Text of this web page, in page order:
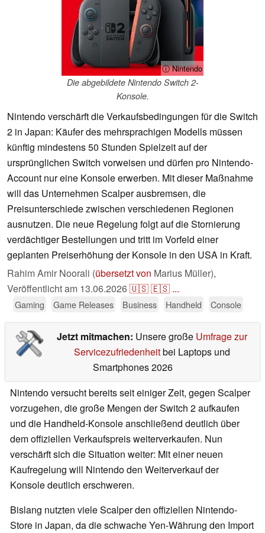
ⓘ Nintendo
Die abgebildete Nintendo Switch 2-
Konsole.
Nintendo verschärft die Verkaufsbedingungen für die Switch
2 in Japan: Käufer des mehrsprachigen Modells müssen
künftig mindestens 50 Stunden Spielzeit auf der
ursprünglichen Switch vorweisen und dürfen pro Nintendo-
Account nur eine Konsole erwerben. Mit dieser Maßnahme
will das Unternehmen Scalper ausbremsen, die
Preisunterschiede zwischen verschiedenen Regionen
ausnutzen. Die neue Regelung folgt auf die Stornierung
verdächtiger Bestellungen und tritt im Vorfeld einer
geplanten Preiserhöhung der Konsole in den USA in Kraft.
Rahim Amir Noorali (übersetzt von Marius Müller),
Veröffentlicht am 13.06.2026🇺🇸🇪🇸 ...
Gaming Game Releases Business Handheld Console
Jetzt mitmachen: Unsere große Umfrage zur
Servicezufriedenheitbei Laptops und
Smartphones 2026
Nintendo versucht bereits seit einiger Zeit, gegen Scalper
vorzugehen, die große Mengen der Switch 2 aufkaufen
und die Handheld-Konsole anschließend deutlich über
dem offiziellen Verkaufspreis weiterverkaufen. Nun
verschärft sich die Situation weiter: Mit einer neuen
Kaufregelung will Nintendo den Weiterverkauf der
Konsole deutlich erschweren.
Bislang nutzten viele Scalper den offiziellen Nintendo-
Store in Japan, da die schwache Yen-Währung den Import